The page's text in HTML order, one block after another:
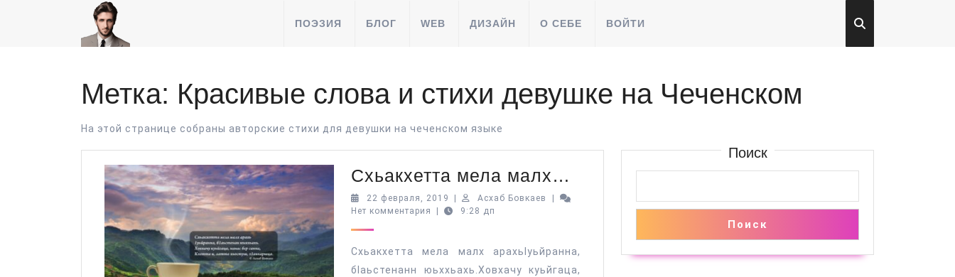
ПОЭЗИЯ БЛОГ WEB ДИЗАЙН О СЕБЕ ВОЙТИ
Метка: Красивые слова и стихи девушке на Чеченском
На этой странице собраны авторские стихи для девушки на чеченском языке
Схьакхетта мела малх…
Схьакхетта
мела
22 февраля, 2019 22
февраля,
Асхаб Бовкаев
Асхаб
Нет комментария
9:28 дп
Схьакхетта мела малх арахьӀуьйранна,
бӏаьстенанн юьххьахь.Ховхачу куьйгаца,
Поиск
Поиск